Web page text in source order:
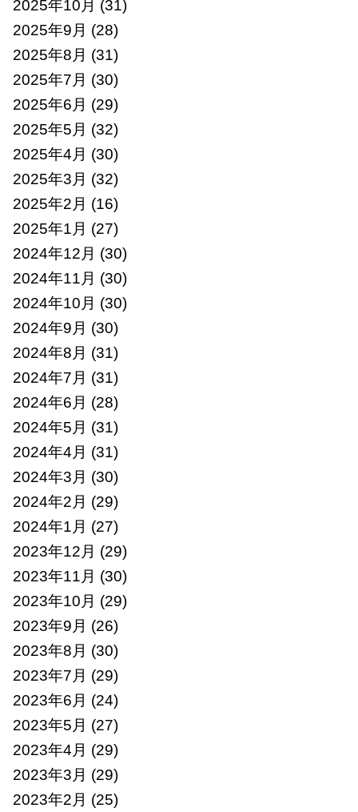
2025年10月 (31)
2025年9月 (28)
2025年8月 (31)
2025年7月 (30)
2025年6月 (29)
2025年5月 (32)
2025年4月 (30)
2025年3月 (32)
2025年2月 (16)
2025年1月 (27)
2024年12月 (30)
2024年11月 (30)
2024年10月 (30)
2024年9月 (30)
2024年8月 (31)
2024年7月 (31)
2024年6月 (28)
2024年5月 (31)
2024年4月 (31)
2024年3月 (30)
2024年2月 (29)
2024年1月 (27)
2023年12月 (29)
2023年11月 (30)
2023年10月 (29)
2023年9月 (26)
2023年8月 (30)
2023年7月 (29)
2023年6月 (24)
2023年5月 (27)
2023年4月 (29)
2023年3月 (29)
2023年2月 (25)